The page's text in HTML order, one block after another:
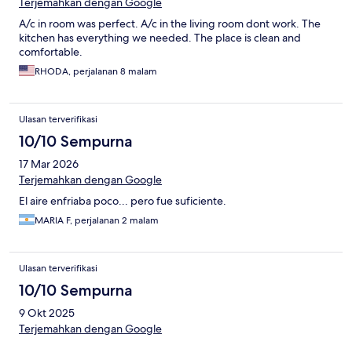
A/c in room was perfect. A/c in the living room dont work. The
kitchen has everything we needed. The place is clean and
comfortable.
RHODA, perjalanan 8 malam
Ulasan terverifikasi
10/10 Sempurna
17 Mar 2026
Terjemahkan dengan Google
El aire enfriaba poco... pero fue suficiente.
MARIA F, perjalanan 2 malam
Ulasan terverifikasi
10/10 Sempurna
9 Okt 2025
Terjemahkan dengan Google